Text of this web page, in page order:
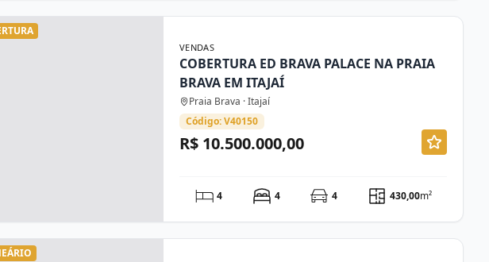
VENDAS
COBERTURA ED BRAVA PALACE NA PRAIA
BRAVA EM ITAJAÍ
Praia Brava · Itajaí
Código: V40150
R$ 10.500.000,00
4 4 4 430,00m²